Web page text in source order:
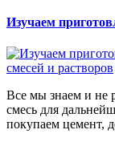
Изучаем
Все мы знаем и не
смесь для
покупаем цемент,